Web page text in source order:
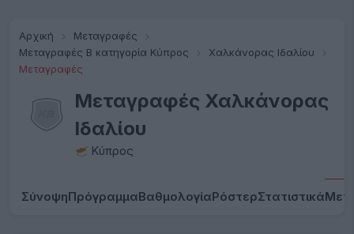
Αρχική
Μεταγραφές
Μεταγραφές B κατηγορία Κύπρος
Χαλκάνορας Ιδαλίου
Μεταγραφές
Μεταγραφές Χαλκάνορας
Ιδαλίου
Κύπρος
ΣύνοψηΠρόγραμμαΒαθμολογίαΡόστερΣτατιστικά